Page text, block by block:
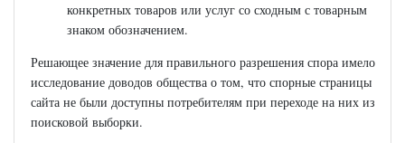
конкретных товаров или услуг со сходным с товарным
знаком обозначением.
Решающее значение для правильного разрешения спора имело
исследование доводов общества о том, что спорные страницы
сайта не были доступны потребителям при переходе на них из
поисковой выборки.